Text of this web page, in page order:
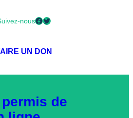
nousFacebook Twitter
UN DON
de